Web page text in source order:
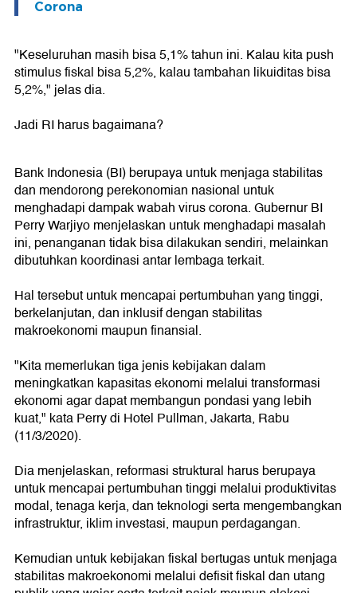
Corona
"Keseluruhan masih bisa 5,1% tahun ini. Kalau kita push
stimulus fiskal bisa 5,2%, kalau tambahan likuiditas bisa
5,2%," jelas dia.
Jadi RI harus bagaimana?
Bank Indonesia (BI) berupaya untuk menjaga stabilitas
dan mendorong perekonomian nasional untuk
menghadapi dampak wabah virus corona. Gubernur BI
Perry Warjiyo menjelaskan untuk menghadapi masalah
ini, penanganan tidak bisa dilakukan sendiri, melainkan
dibutuhkan koordinasi antar lembaga terkait.
Hal tersebut untuk mencapai pertumbuhan yang tinggi,
berkelanjutan, dan inklusif dengan stabilitas
makroekonomi maupun finansial.
"Kita memerlukan tiga jenis kebijakan dalam
meningkatkan kapasitas ekonomi melalui transformasi
ekonomi agar dapat membangun pondasi yang lebih
kuat," kata Perry di Hotel Pullman, Jakarta, Rabu
(11/3/2020).
Dia menjelaskan, reformasi struktural harus berupaya
untuk mencapai pertumbuhan tinggi melalui produktivitas
modal, tenaga kerja, dan teknologi serta mengembangkan
infrastruktur, iklim investasi, maupun perdagangan.
Kemudian untuk kebijakan fiskal bertugas untuk menjaga
stabilitas makroekonomi melalui defisit fiskal dan utang